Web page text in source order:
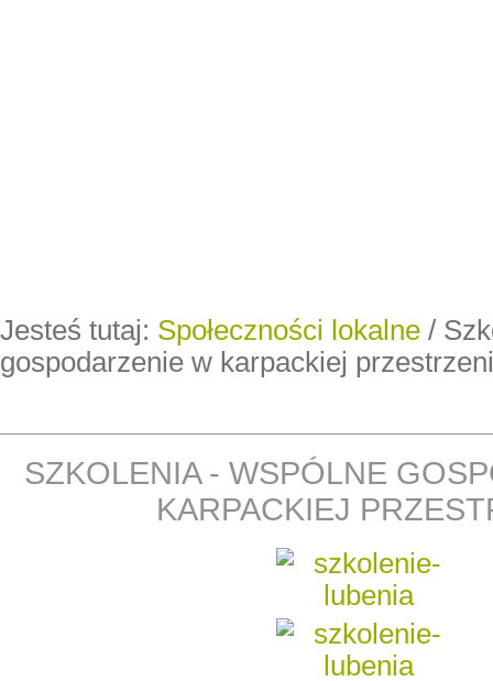
Jesteś tutaj: Społeczności lokalne /
gospodarzenie w karpackiej przestrzeni
SZKOLENIA - WSPÓLNE
KARPACKIEJ